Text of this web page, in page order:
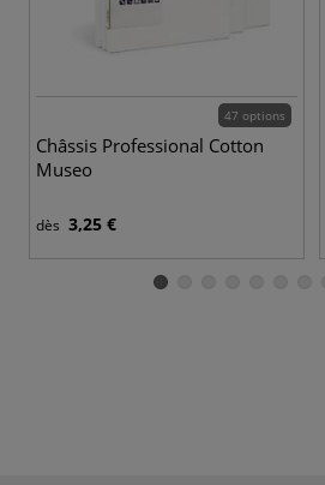
47 options
Châssis Professional Cotton
Museo
dès 3,25 €